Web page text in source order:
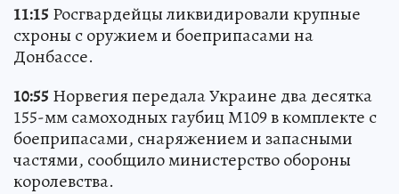
11:15 Росгвардейцы ликвидировали крупные
схроны с оружием и боеприпасами на
Донбассе.
10:55 Норвегия передала Украине два десятка
155-мм самоходных гаубиц М109 в комплекте с
боеприпасами, снаряжением и запасными
частями, сообщило министерство обороны
королевства.